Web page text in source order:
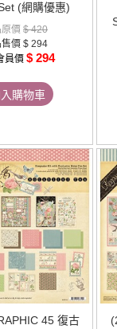
(網購優惠)
價 $ 420
價 $ 294
員價 $ 294
購物車
45 復古